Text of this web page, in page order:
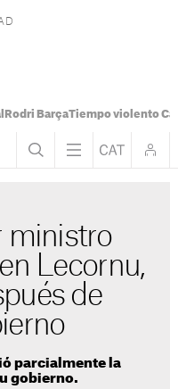
Rodri BarçaTiempo violento
ministro
Lecornu,
de
parcialmente la
gobierno.